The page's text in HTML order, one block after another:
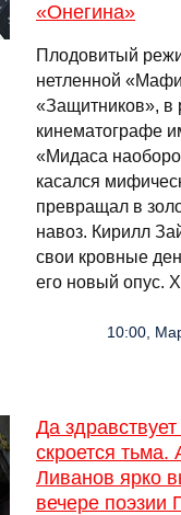
«Онегина»
Плодовитый
нетленной
«Защитников», в
кинематографе
«Мидаса
касался
превращал в
навоз. Кирилл
свои кровные
его новый опус.
10:00,
Да
скроется тьма.
Ливанов ярко
вечере поэзии